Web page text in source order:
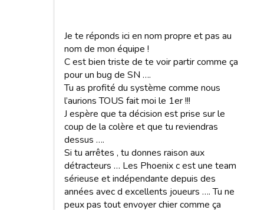
Je te réponds ici en nom propre et pas au
nom de mon équipe !
C est bien triste de te voir partir comme ça
pour un bug de SN ….
Tu as profité du système comme nous
l’aurions TOUS fait moi le 1er !!!
J espère que ta décision est prise sur le
coup de la colère et que tu reviendras
dessus ….
Si tu arrêtes , tu donnes raison aux
détracteurs … Les Phoenix c est une team
sérieuse et indépendante depuis des
années avec d excellents joueurs …. Tu ne
peux pas tout envoyer chier comme ça